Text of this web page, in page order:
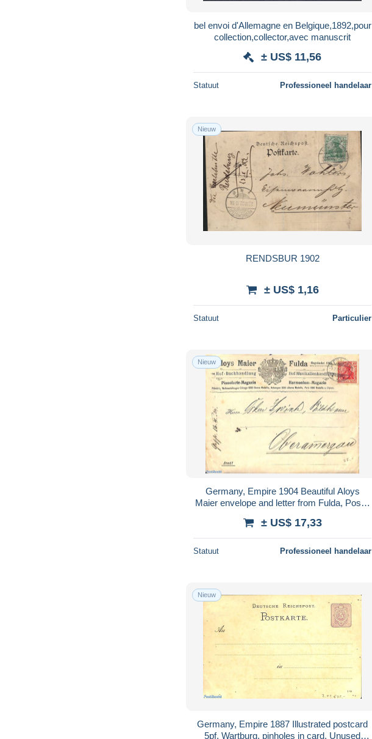
bel envoi d'Allemagne en Belgique,1892,pour
collection,collector,avec manuscrit
± US$ 11,56
Statuut Professioneel handelaar
Nieuw
RENDSBUR 1902
± US$ 1,16
Statuut Particulier
Nieuw
Germany, Empire 1904 Beautiful Aloys
Maier envelope and letter from Fulda, Postal
± US$ 17,33
Statuut Professioneel handelaar
Nieuw
Germany, Empire 1887 Illustrated postcard
5pf, Wartburg, pinholes in card, Unused